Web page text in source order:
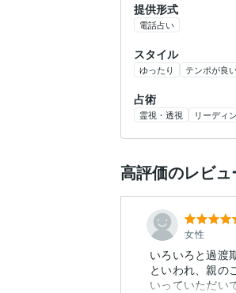
提供形式
電話占い
スタイル
ゆったり テンポが良
占術
霊視・透視 リーディ
高評価のレビュ
女性
いろいろと過渡
といわれ、親の
いっていただい